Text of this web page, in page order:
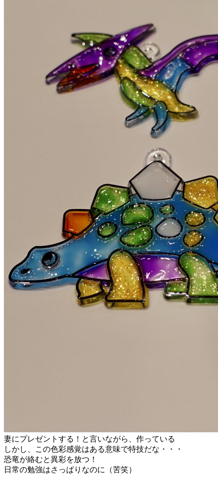
妻にプレゼントする！と言いながら、作っている
しかし、この色彩感覚はある意味で特技だな・・・
恐竜が絡むと異彩を放つ！
日常の勉強はさっぱりなのに（苦笑）